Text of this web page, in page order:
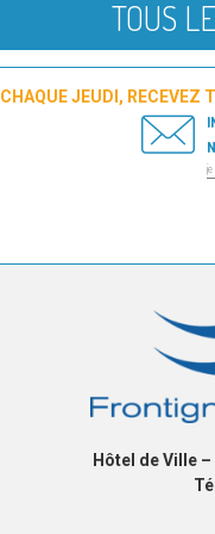
TOUS
CHAQUE JEUDI, RECEVEZ
Hôtel de Ville